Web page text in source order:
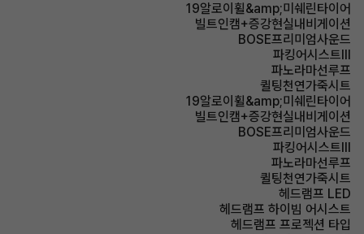
19알로이휠&amp;미쉐린타이어
빌트인캠+증강현실내비게이션
BOSE프리미엄사운드
파킹어시스트Ⅲ
파노라마선루프
퀼팅천연가죽시트
19알로이휠&amp;미쉐린타이어
빌트인캠+증강현실내비게이션
BOSE프리미엄사운드
파킹어시스트Ⅲ
파노라마선루프
퀼팅천연가죽시트
헤드램프 LED
헤드램프 하이빔 어시스트
헤드램프 프로젝션 타입